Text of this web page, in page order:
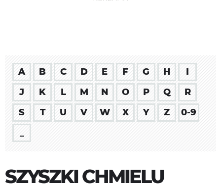
A B C D E F G H
I
J
K L M N O P Q
R
S
T U V W X Y Z
0-9
SZYSZKI CHMIELU